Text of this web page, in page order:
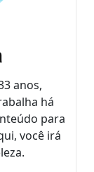
anos,
há
para
você irá